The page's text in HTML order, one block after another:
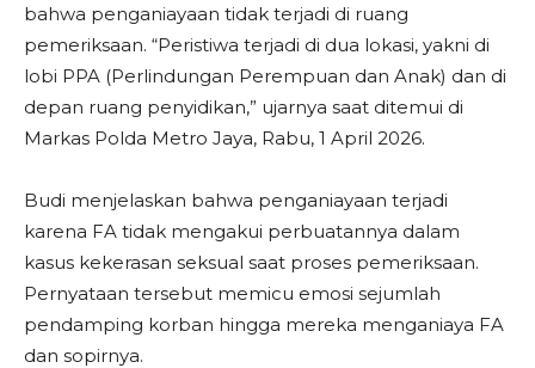
bahwa penganiayaan tidak terjadi di ruang
pemeriksaan. “Peristiwa terjadi di dua lokasi, yakni di
lobi PPA (Perlindungan Perempuan dan Anak) dan di
depan ruang penyidikan,” ujarnya saat ditemui di
Markas Polda Metro Jaya, Rabu, 1 April 2026.
Budi menjelaskan bahwa penganiayaan terjadi
karena FA tidak mengakui perbuatannya dalam
kasus kekerasan seksual saat proses pemeriksaan.
Pernyataan tersebut memicu emosi sejumlah
pendamping korban hingga mereka menganiaya FA
dan sopirnya.